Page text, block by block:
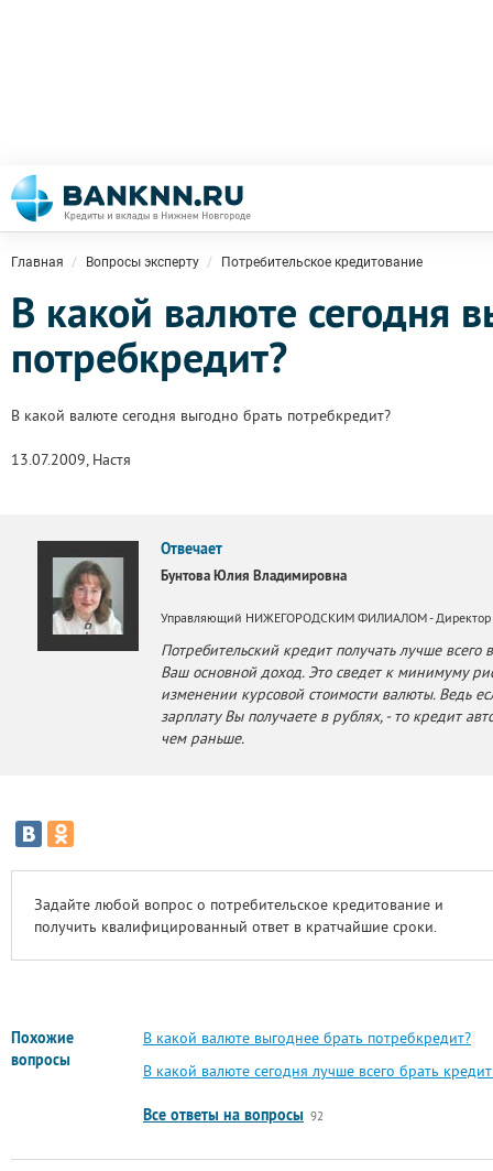
Главная Вопросы эксперту Потребительское кредитование
В какой валюте сегодня
потребкредит?
В какой валюте сегодня выгодно брать потребкредит?
13.07.2009, Настя
Отвечает
Бунтова Юлия Владимировна
Управляющий НИЖЕГОРОДСКИМ ФИЛИАЛОМ - Директор
Потребительский кредит получать лучше
Ваш основной доход. Это сведет к минимуму
изменении курсовой стоимости валюты. Ведь
зарплату Вы получаете в рублях, - то кредит
чем раньше.
Задайте любой вопрос о потребительское кредитование и
получить квалифицированный ответ в кратчайшие сроки.
Похожие
вопросы
В какой валюте выгоднее брать потребкредит?
В какой валюте сегодня лучше всего брать
Все ответы на вопросы 92